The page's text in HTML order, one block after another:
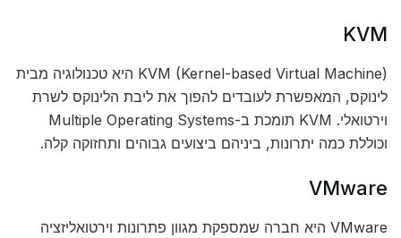
KVM
KVM (Kernel-based Virtual Machine) היא טכנולוגיה מבית
לינוקס, המאפשרת לעובדים להפוך את ליבת הלינוקס לשרת
וירטואלי. KVM תומכת ב-Multiple Operating Systems
וכוללת כמה יתרונות, ביניהם ביצועים גבוהים ותחזוקה קלה.
VMware
VMware היא חברה שמספקת מגוון פתרונות וירטואליזציה